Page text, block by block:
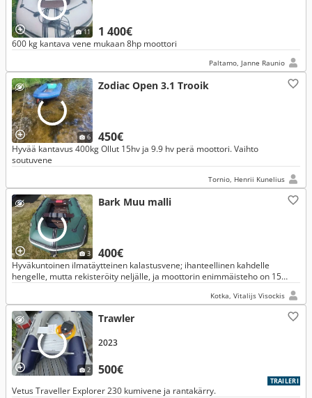
11 1 400€
600 kg kantava vene mukaan 8hp moottori
Paltamo, Janne Raunio
6
Zodiac Open 3.1 Trooik
450€
Hyvää kantavus 400kg Ollut 15hv ja 9.9 hv perä moottori. Vaihto
soutuvene
Tornio, Henrii Kunelius
3
Bark Muu malli
400€
Hyväkuntoinen ilmatäytteinen kalastusvene; ihanteellinen kahdelle
hengelle, mutta rekisteröity neljälle, ja moottorin enimmäisteho on 15
Kotka, Vitalijs Visockis
2
Trawler
500€
2023
TRAILERI
Vetus Traveller Explorer 230 kumivene ja rantakärry.